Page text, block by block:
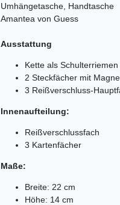
Umhängetasche, Handtasche
Amantea von Guess
Ausstattung
Kette als Schulterriemen
2 Steckfächer mit
3 Reißverschluss-
Innenaufteilung:
Reißverschlussfach
3 Kartenfächer
Maße:
Breite: 22 cm
Höhe: 14 cm